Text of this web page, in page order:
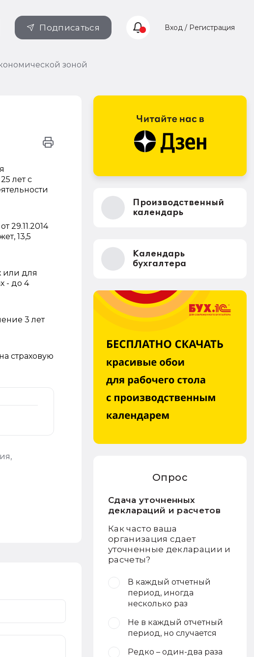
Подписаться Вход / Регистрация
зоной
лет с
29.11.2014
13,5
или для
- до 4
3 лет
страховую
,
Производственный
календарь
Календарь
бухгалтера
Опрос
Сдача уточненных
деклараций и расчетов
Как часто ваша
организация сдает
уточненные декларации и
расчеты?
В каждый отчетный
период, иногда
несколько раз
Не в каждый отчетный
период, но случается
Редко – один-два раза